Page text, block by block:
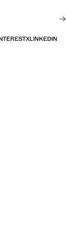
XLINKEDIN